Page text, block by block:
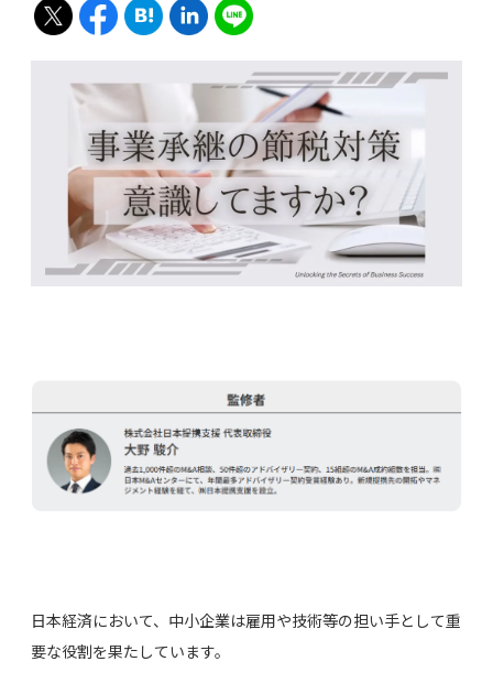
日本経済において、中小企業は雇用や技術等の担い手として重
要な役割を果たしています。